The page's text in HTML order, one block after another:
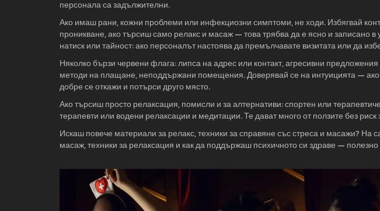
персонала са задължителни.
Ако имаш рани, кожни проблеми или инфекциозни симптоми, не ходи. Избягвай
проникване, ако търсиш само релакс и масаж — това трябва да е ясно и записано
натиск или тайност: ако персоналът настоява да премълчавате визитата или да
Няколко бързи червени флага: липса на адрес или контакт, агресивни
методи на плащане, неподдържани помещения. Доверявай се на интуицията —
добре се откажи и потърси друго място.
Ако търсиш просто релаксация, помисли и за алтернативи: спортен или
терапевти или водени релаксации и медитации. Те дават много от ползите без риск
Искаш повече материали за релакс, техники за справяне със стреса и масажи? На
масаж, техники за релаксация и как да поддържаш психичното си здраве —